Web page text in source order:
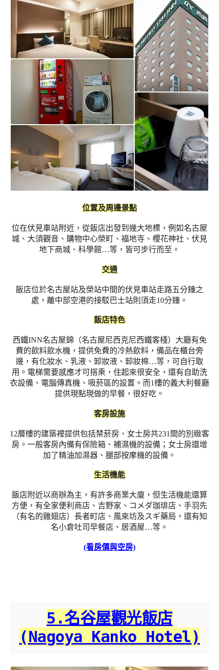
位置及周邊景點
位在伏見車站附近，從飯店出發到幾大地標，例如名古屋
城、大須觀音、購物中心榮町、福地寺、櫻花神社、伏見
地下商城、科學館…等，皆可步行而至。
交通
飯店位於名古屋站及榮站中間的伏見車站走路五分鐘之
處，離中部空港的接駁巴士站則須走10分鐘。
飯店特色
西鐵INN名古屋錦（名古屋尼西克尼西鐵客棧）大廳有免
費的飲料飲水機，提供免費的冷熱飲料，備品在櫃台旁
邊，有化妝水、乳液、卸妝液、卸妝棉…等，可自行取
用。電梯需要感應才可搭乘，住起來很安全，還有自助洗
衣設備、電腦傳真機、吸菸區的設置。而1樓的義大利餐廳
提供現點現做的早餐，很好吃。
客房設施
12層樓的建築裡提供包括禁菸房、女士房共231間的別緻客
房。一般客房內備有保險箱、補濕機的設備；女士房還增
加了精油加濕器、腿部按摩機的設備。
生活機能
飯店附近以商辦為主，有許多商業大廈，但生活機能還算
方便，有全家便利商店、吉野家、コメダ珈琲店、手羽先
（有名的雞翅店）長者町店、風來坊及スギ藥局，還有知
名小倉吐司早餐店、居酒屋…等。
(看房價與空房)
5.名谷屋觀光飯店
(Nagoya Kanko Hotel)